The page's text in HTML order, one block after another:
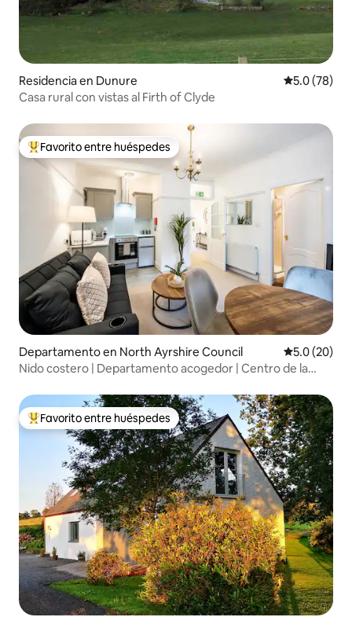
Residencia en Dunure Calificación
5.0 (78)
Casa rural con vistas al Firth of Clyde
De los mejores en Favorito entre huéspedes
Favorito entre huéspedes
Departamento en North Ayrshire Council Calificación
5.0 (20)
Nido costero | Departamento acogedor | Centro de la
De los mejores en Favorito entre huéspedes
Favorito entre huéspedes